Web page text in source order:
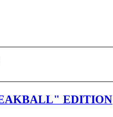
EDITION